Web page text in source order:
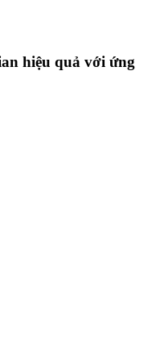
hiệu quả với ứng